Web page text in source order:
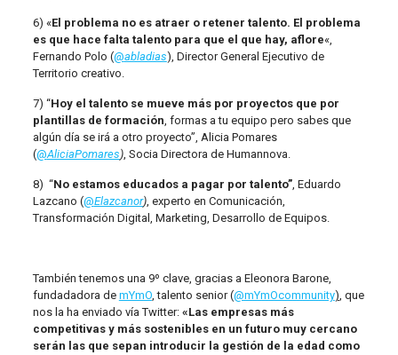
6) «El problema no es atraer o retener talento. El problema
es que hace falta talento para que el que hay, aflore«,
Fernando Polo (@abladias), Director General Ejecutivo de
Territorio creativo.
7) “Hoy el talento se mueve más por proyectos que por
plantillas de formación, formas a tu equipo pero sabes que
algún día se irá a otro proyecto”, Alicia Pomares
(@AliciaPomares), Socia Directora de Humannova.
8) “No estamos educados a pagar por talento”, Eduardo
Lazcano (@Elazcanor), experto en Comunicación,
Transformación Digital, Marketing, Desarrollo de Equipos.
También tenemos una 9º clave, gracias a Eleonora Barone,
fundadadora de mYmO, talento senior (@mYmOcommunity), que
nos la ha enviado vía Twitter: «Las empresas más
competitivas y más sostenibles en un futuro muy cercano
serán las que sepan introducir la gestión de la edad como